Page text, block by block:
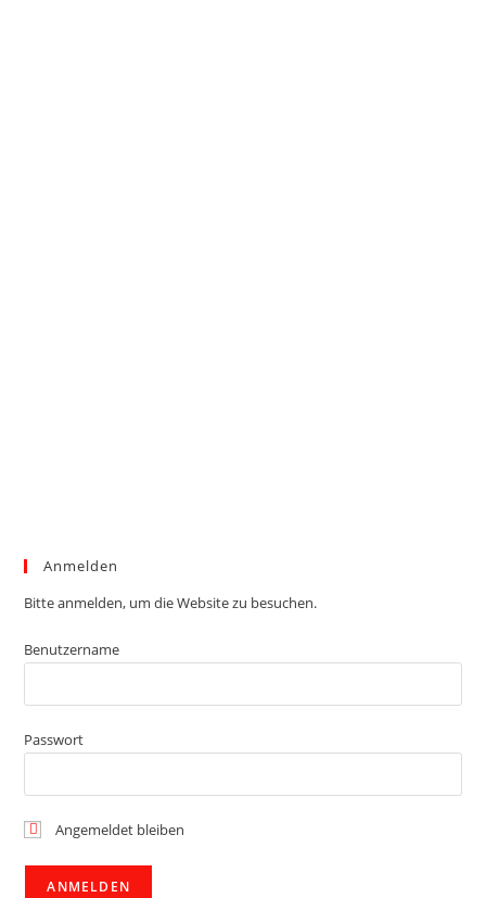
Anmelden
Bitte anmelden, um die Website zu besuchen.
Benutzername
Passwort
Angemeldet bleiben